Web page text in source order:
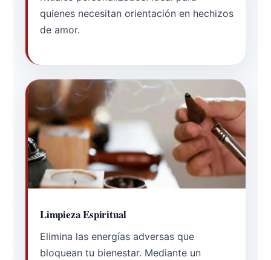
quienes necesitan orientación en hechizos
de amor.
Limpieza Espiritual
Elimina las energías adversas que
bloquean tu bienestar. Mediante un